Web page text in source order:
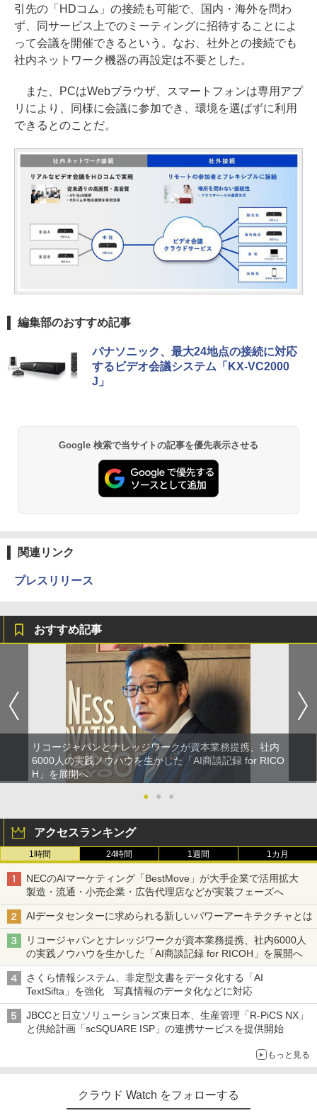
引先の「HDコム」の接続も可能で、国内・海外を問わ
ず、同サービス上でのミーティングに招待することによ
って会議を開催できるという。なお、社外との接続でも
社内ネットワーク機器の再設定は不要とした。
また、PCはWebブラウザ、スマートフォンは専用アプ
リにより、同様に会議に参加でき、環境を選ばずに利用
できるとのことだ。
編集部のおすすめ記事
パナソニック、最大24地点の接続に対応
するビデオ会議システム「KX-VC2000
J」
Google 検索で当サイトの記事を優先表示させる
関連リンク
プレスリリース
おすすめ記事
リコージャパンとナレッジワークが資本業務提携、社内
6000人の実践ノウハウを生かした「AI商談記録 for RICO
H」を展開へ
●
● ●
アクセスランキング
1時間 24時間 1週間 1カ月
NECのAIマーケティング「BestMove」が大手企業で活用拡大
製造・流通・小売企業・広告代理店などが実装フェーズへ
AIデータセンターに求められる新しいパワーアーキテクチャとは
リコージャパンとナレッジワークが資本業務提携、社内6000人
の実践ノウハウを生かした「AI商談記録 for RICOH」を展開へ
さくら情報システム、非定型文書をデータ化する「AI
TextSifta」を強化 写真情報のデータ化などに対応
JBCCと日立ソリューションズ東日本、生産管理「R-PiCS NX」
と供給計画「scSQUARE ISP」の連携サービスを提供開始
もっと見る
クラウド Watch をフォローする